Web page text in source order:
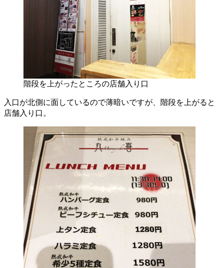
階段を上がったところの店舗入り口
入口が北側に面しているので薄暗いですが、階段を上がると
店舗入り口。